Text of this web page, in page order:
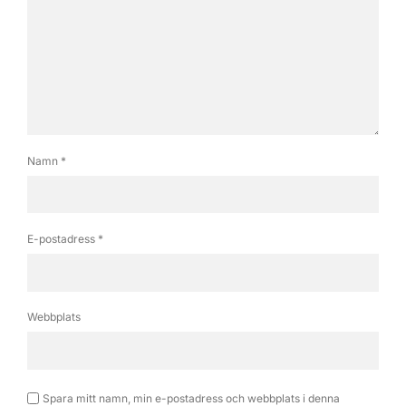
Namn *
E-postadress *
Webbplats
Spara mitt namn, min e-postadress och webbplats i denna